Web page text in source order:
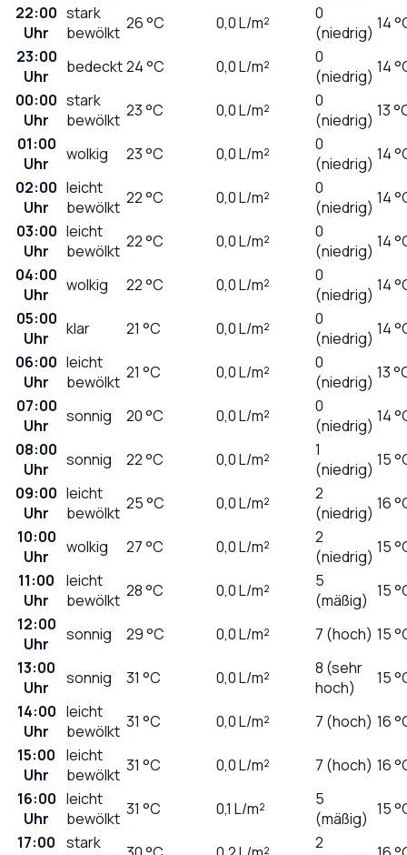
22:00
Uhr
stark
bewölkt 26°C 0,0L/m²
0
(niedrig) 14
23:00
Uhr
bedeckt24°C 0,0L/m²
0
(niedrig) 14
00:00
Uhr
stark
bewölkt 23°C 0,0L/m²
0
(niedrig) 13
01:00
Uhr
wolkig 23°C 0,0L/m²
0
(niedrig) 14
02:00
Uhr
leicht
bewölkt 22°C 0,0L/m²
0
(niedrig) 14
03:00
Uhr
leicht
bewölkt 22°C 0,0L/m²
0
(niedrig) 14
04:00
Uhr
wolkig 22°C 0,0L/m²
0
(niedrig) 14
05:00
Uhr
klar 21 °C 0,0L/m²
0
(niedrig) 14
06:00
Uhr
leicht
bewölkt 21 °C 0,0L/m²
0
(niedrig) 13
07:00
Uhr
sonnig 20°C 0,0L/m²
0
(niedrig) 14
08:00
Uhr
sonnig 22°C 0,0L/m²
1
(niedrig) 15
09:00
Uhr
leicht
bewölkt 25°C 0,0L/m²
2
(niedrig) 16
10:00
Uhr
wolkig 27°C 0,0L/m²
2
(niedrig) 15
11:00
Uhr
leicht
bewölkt 28°C 0,0L/m²
5
(mäßig) 15
12:00
Uhr
sonnig 29°C 0,0L/m² 7 (hoch) 15
13:00
Uhr
sonnig 31 °C 0,0L/m²
8 (sehr
hoch)
15
14:00
Uhr
leicht
bewölkt 31 °C 0,0L/m² 7 (hoch) 16
15:00
Uhr
leicht
bewölkt 31 °C 0,0L/m² 7 (hoch) 16
16:00
Uhr
leicht
bewölkt 31 °C 0,1 L/m²
5
(mäßig) 15
17:00 stark
2